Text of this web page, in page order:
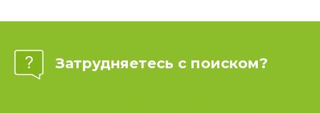
Затрудняетесь с поиском?